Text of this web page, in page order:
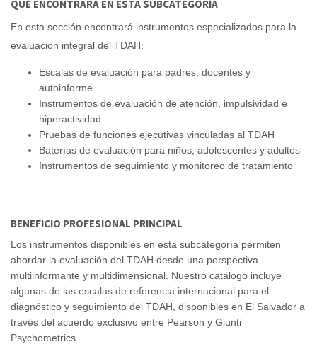
QUÉ ENCONTRARÁ EN ESTA SUBCATEGORÍA
En esta sección encontrará instrumentos especializados para la
evaluación integral del TDAH:
Escalas de evaluación para padres, docentes y
autoinforme
Instrumentos de evaluación de atención, impulsividad e
hiperactividad
Pruebas de funciones ejecutivas vinculadas al TDAH
Baterías de evaluación para niños, adolescentes y adultos
Instrumentos de seguimiento y monitoreo de tratamiento
BENEFICIO PROFESIONAL PRINCIPAL
Los instrumentos disponibles en esta subcategoría permiten
abordar la evaluación del TDAH desde una perspectiva
multiinformante y multidimensional. Nuestro catálogo incluye
algunas de las escalas de referencia internacional para el
diagnóstico y seguimiento del TDAH, disponibles en El Salvador a
través del acuerdo exclusivo entre Pearson y Giunti
Psychometrics.